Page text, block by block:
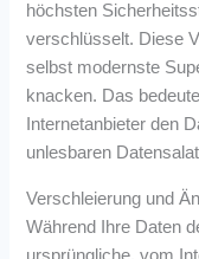
höchsten
verschlüsselt. Diese
selbst modernste
knacken. Das
Internetanbieter den
unlesbaren
Verschleierung und
Während Ihre Daten
ursprüngliche, vom